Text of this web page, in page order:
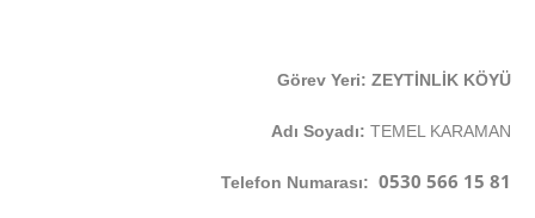
Görev Yeri: ZEYTİNLİK KÖYÜ
Adı Soyadı: TEMEL KARAMAN
Telefon Numarası: 0530 566 15 81